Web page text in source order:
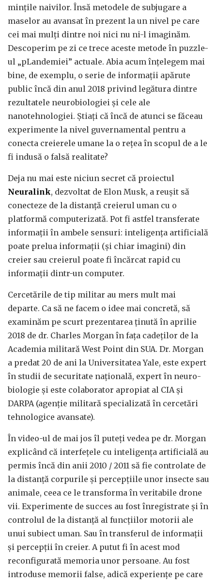
mințile naivilor. Însă metodele de subjugare a
maselor au avansat în prezent la un nivel pe care
cei mai mulți dintre noi nici nu ni-l imaginăm.
Descoperim pe zi ce trece aceste metode în puzzle-
ul „pLandemiei” actuale. Abia acum înțelegem mai
bine, de exemplu, o serie de informații apărute
public încă din anul 2018 privind legătura dintre
rezultatele neurobiologiei și cele ale
nanotehnologiei. Știați că încă de atunci se făceau
experimente la nivel guvernamental pentru a
conecta creierele umane la o rețea în scopul de a le
fi indusă o falsă realitate?
Deja nu mai este niciun secret că proiectul
Neuralink, dezvoltat de Elon Musk, a reușit să
conecteze de la distanță creierul uman cu o
platformă computerizată. Pot fi astfel transferate
informații în ambele sensuri: inteligența artificială
poate prelua informații (și chiar imagini) din
creier sau creierul poate fi încărcat rapid cu
informații dintr-un computer.
Cercetările de tip militar au mers mult mai
departe. Ca să ne facem o idee mai concretă, să
examinăm pe scurt prezentarea ținută în aprilie
2018 de dr. Charles Morgan în fața cadeților de la
Academia militară West Point din SUA. Dr. Morgan
a predat 20 de ani la Universitatea Yale, este expert
în studii de securitate națională, expert în neuro-
biologie și este colaborator apropiat al CIA și
DARPA (agenție militară specializată în cercetări
tehnologice avansate).
În video-ul de mai jos îl puteți vedea pe dr. Morgan
explicând că interfețele cu inteligența artificială au
permis încă din anii 2010 / 2011 să fie controlate de
la distanță corpurile și percepțiile unor insecte sau
animale, ceea ce le transforma în veritabile drone
vii. Experimente de succes au fost înregistrate și în
controlul de la distanță al funcțiilor motorii ale
unui subiect uman. Sau în transferul de informații
și percepții în creier. A putut fi în acest mod
reconfigurată memoria unor persoane. Au fost
introduse memorii false, adică experiențe pe care